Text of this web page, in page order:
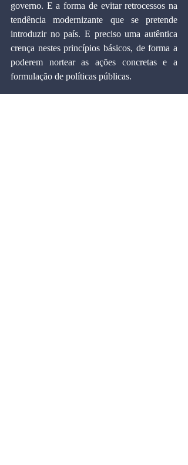
governo. E a forma de evitar retrocessos na
tendência modernizante que se pretende
introduzir no país. E preciso uma autêntica
crença nestes princípios básicos, de forma a
poderem nortear as ações concretas e a
formulação de políticas públicas.